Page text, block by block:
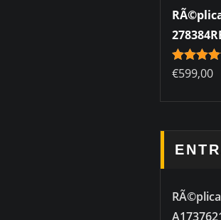
Rated5.00
out of 5
€599,00